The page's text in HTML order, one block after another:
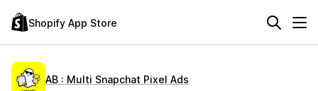
Shopify App Store
AB : Multi Snapchat Pixel Ads